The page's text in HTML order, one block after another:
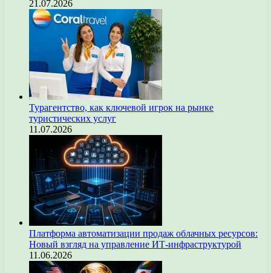
21.07.2026
Турагентство, как ключевой игрок на рынке
туристических услуг
11.07.2026
Платформа автоматизации продаж облачных ресурсов:
Новый взгляд на управление ИТ-инфраструктурой
11.06.2026